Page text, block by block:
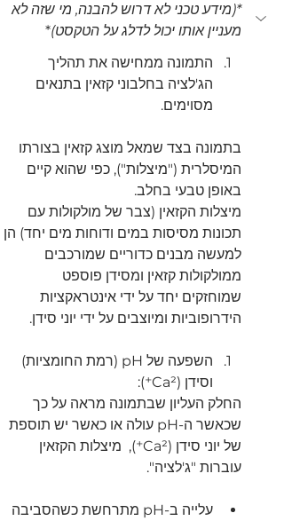
*(מידע טכני לא דרוש להבנה, מי שזה לא
מעניין אותו יכול לדלג על הטקסט)*
התמונה ממחישה את תהליך
הג'לציה בחלבוני קזאין בתנאים
מסוימים.
בתמונה בצד שמאל מוצג קזאין בצורתו
המיסלרית ("מיצלות"), כפי שהוא קיים
באופן טבעי בחלב.
מיצלות הקזאין (צבר של מולקולות עם
תכונות מסיסות במים ודוחות מים יחד) הן
למעשה מבנים כדוריים שמורכבים
ממולקולות קזאין ומסידן פוספט
שמוחזקים יחד על ידי אינטראקציות
הידרופוביות ומיוצבים על ידי יוני סידן.
השפעה של pH (רמת החומציות)
וסידן (Ca²⁺):
החלק העליון שבתמונה מראה על כך
שכאשר ה-pH עולה או כאשר יש תוספת
של יוני סידן (Ca²⁺),  מיצלות הקזאין
עוברות "ג'לציה".
עלייה ב-pH מתרחשת כשהסביבה